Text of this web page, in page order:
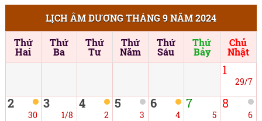
LỊCH ÂM DƯƠNG THÁNG 9 NĂM 2024
Thứ
Hai
Thứ
Ba
Thứ
Tư
Thứ
Năm
Thứ
Sáu
Thứ
Bảy
Chủ
Nhật
1
29/7
2
30
3
1/8
4
2
5
3
6
4
7
5
8
6